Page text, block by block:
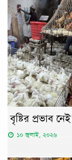
বৃষ্টির প্রভাব
১০ জুলাই, ২০২৬